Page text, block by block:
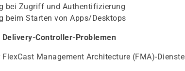
bei Zugriff und Authentifizierung
beim Starten von Apps/Desktops
Controller-Problemen
Management Architecture (FMA)-Dienste